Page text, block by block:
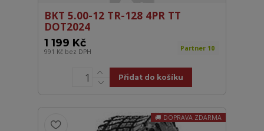
BKT 5.00-12 TR-128 4PR TT
DOT2024
1 199 Kč
991 Kč bez DPH Partner 10
Přidat do košíku
DOPRAVA ZDARMA